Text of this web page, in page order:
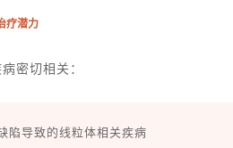
疗潜力
密切相关：
陷导致的线粒体相关疾病